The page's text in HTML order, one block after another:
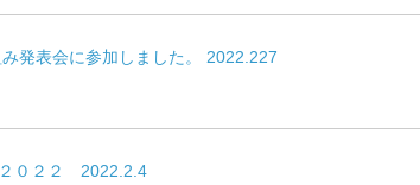
発表会に参加しました。 2022.227
２０２２ 2022.2.4